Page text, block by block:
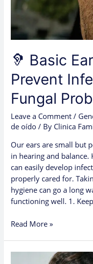
🦻 Basic
Prevent
Fungal
Leave a Comment /
de oído / By Clinica
Our ears are small but
in hearing and balance.
can easily develop
properly cared for.
hygiene can go a long
functioning well. 1.
Fungal
Problems
Read More »